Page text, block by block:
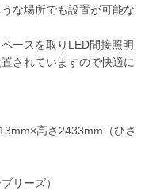
な場所でも設置が可能な
ースを取りLED間接照明
されていますので快適に
高さ2433mm（ひさ
ーズ）